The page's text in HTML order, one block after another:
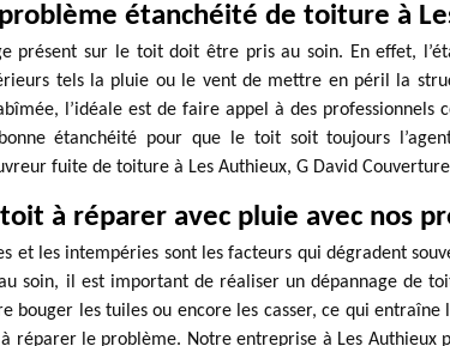
étanchéité de toiture à
présent sur le toit doit être pris au soin. En effet,
tels la pluie ou le vent de mettre en péril la
l’idéale est de faire appel à des
étanchéité pour que le toit soit toujours
fuite de toiture à Les Authieux, G David
à réparer avec pluie avec nos
et les intempéries sont les facteurs qui dégradent
soin, il est important de réaliser un dépannage de
bouger les tuiles ou encore les casser, ce qui entraîne
réparer le problème. Notre entreprise à Les